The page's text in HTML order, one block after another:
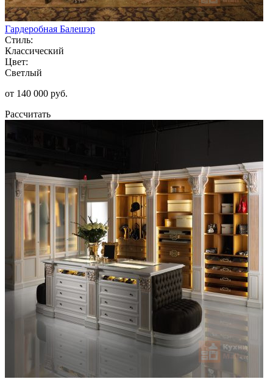
Гардеробная Балешэр
Стиль:
Классический
Цвет:
Светлый
от 140 000 руб.
Рассчитать